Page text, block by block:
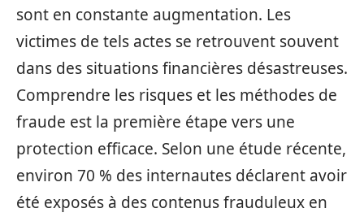
sont en constante augmentation. Les
victimes de tels actes se retrouvent souvent
dans des situations financières désastreuses.
Comprendre les risques et les méthodes de
fraude est la première étape vers une
protection efficace. Selon une étude récente,
environ 70 % des internautes déclarent avoir
été exposés à des contenus frauduleux en